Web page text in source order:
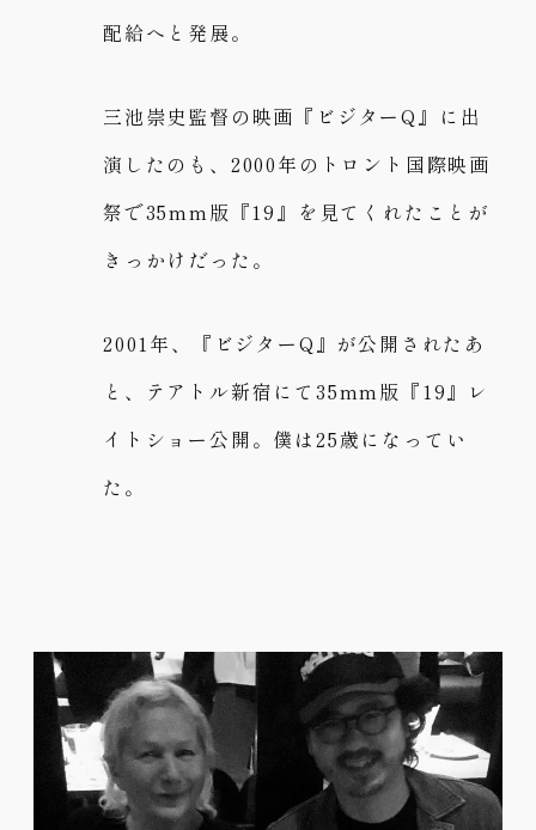
配給へと発展。
三池崇史監督の映画『ビジターQ』に出
演したのも、2000年のトロント国際映画
祭で35mm版『19』を見てくれたことが
きっかけだった。
2001年、『ビジターQ』が公開されたあ
と、テアトル新宿にて35mm版『19』レ
イトショー公開。僕は25歳になってい
た。